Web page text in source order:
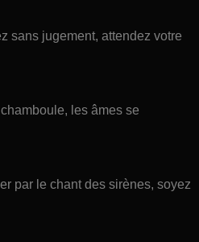
sans jugement, attendez votre
les âmes se
par le chant des sirènes, soyez